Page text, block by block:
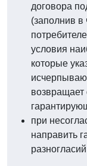
договора
(заполнив в
условия
которые
возвращает
при
направить